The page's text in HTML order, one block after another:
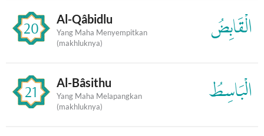
20 Al-Qâbidlu
Yang Maha Menyempitkan
(makhluknya)
الْقَابِضُ
21 Al-Bâsithu
Yang Maha Melapangkan
(makhluknya)
الْبَاسِطُ